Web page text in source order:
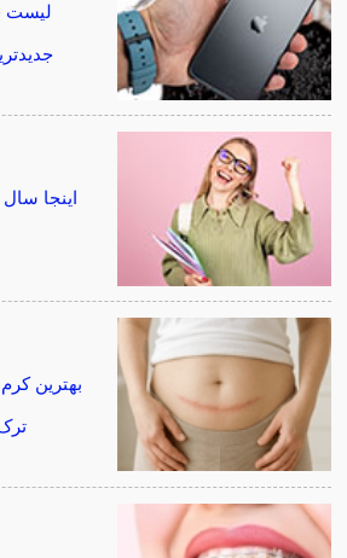
لیست
اینجا
بهترین